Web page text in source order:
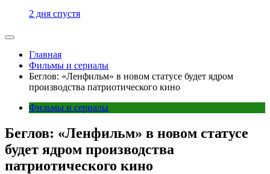
2 дня спустя
Главная
Фильмы и сериалы
Беглов: «Ленфильм» в новом статусе будет ядром
производства патриотического кино
Фильмы и сериалы
Беглов: «Ленфильм» в новом статусе
будет ядром производства
патриотического кино